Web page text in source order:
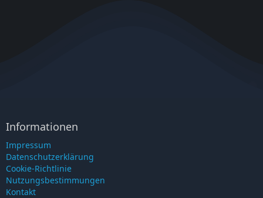
Informationen
Impressum
Datenschutzerklärung
Cookie-Richtlinie
Nutzungsbestimmungen
Kontakt